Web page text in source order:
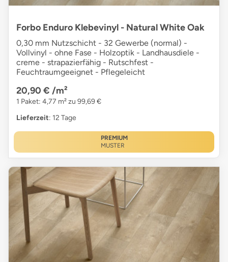
Forbo Enduro Klebevinyl - Natural White Oak
0,30 mm Nutzschicht - 32 Gewerbe (normal) -
Vollvinyl - ohne Fase - Holzoptik - Landhausdiele -
creme - strapazierfähig - Rutschfest -
Feuchtraumgeeignet - Pflegeleicht
20,90 € /m²
1 Paket: 4,77 m² zu 99,69 €
Lieferzeit: 12 Tage
PREMIUM
MUSTER